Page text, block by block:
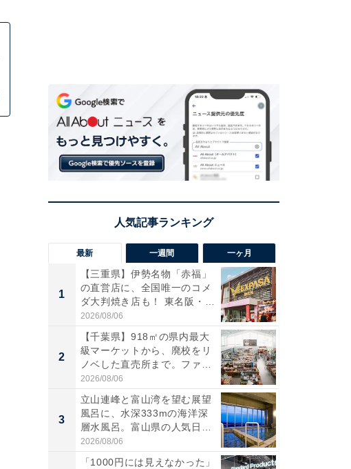
最新 一週間 一ヶ月
1
【三重県】伊勢名物「赤福」
の直営店に、全国唯一のコメ
ダ大判焼き店も！ 東名阪・
伊...
2026/08/06
2
【千葉県】918㎡の県内最大
級マーケットから、廃校をリ
ノベした直売所まで。ファ
ー...
2026/08/06
3
立山連峰と富山湾を望む展望
風呂に、水深333mの海洋深
層水風呂。富山県の人気日
帰...
2026/08/06
「1000円には見えなかった」